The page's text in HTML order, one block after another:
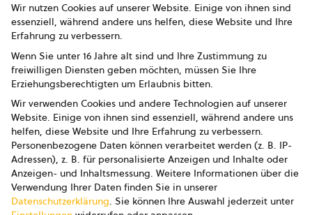
Presse
Impressum
Datenschutz
AGB
AGB Marketing GmbH
AGB Bildung
Newsletter
Wir nutzen Cookies auf unserer Website. Einige von ihnen sind
essenziell, während andere uns helfen, diese Website und Ihre
Erfahrung zu verbessern.
Wenn Sie unter 16 Jahre alt sind und Ihre Zustimmung zu
freiwilligen Diensten geben möchten, müssen Sie Ihre
Erziehungsberechtigten um Erlaubnis bitten.
Wir verwenden Cookies und andere Technologien auf unserer
Website. Einige von ihnen sind essenziell, während andere uns
helfen, diese Website und Ihre Erfahrung zu verbessern.
Personenbezogene Daten können verarbeitet werden (z. B. IP-
Adressen), z. B. für personalisierte Anzeigen und Inhalte oder
Anzeigen- und Inhaltsmessung. Weitere Informationen über die
Verwendung Ihrer Daten finden Sie in unserer
Datenschutzerklärung. Sie können Ihre Auswahl jederzeit unter